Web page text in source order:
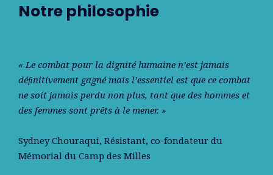
Notre philosophie
« Le combat pour la dignité humaine n’est jamais
déﬁnitivement gagné mais l’essentiel est que ce combat
ne soit jamais perdu non plus, tant que des hommes et
des femmes sont prêts à le mener. »
Sydney Chouraqui, Résistant, co-fondateur du
Mémorial du Camp des Milles